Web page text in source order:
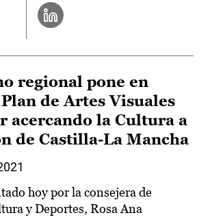
regional pone en
de Artes Visuales
acercando la Cultura a
de Castilla-La Mancha
hoy por la consejera de
y Deportes, Rosa Ana